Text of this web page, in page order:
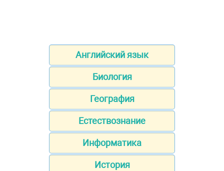
Английский язык
Биология
География
Естествознание
Информатика
История